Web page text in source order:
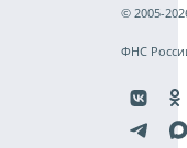
© 2005-
ФНС